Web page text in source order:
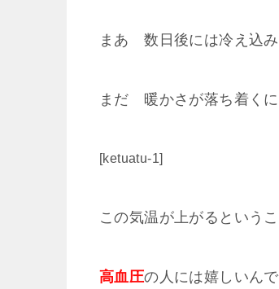
まあ 数日後には冷え込み
まだ 暖かさが落ち着く
[ketuatu-1]
この気温が上がるという
高血圧の人には嬉しいんで